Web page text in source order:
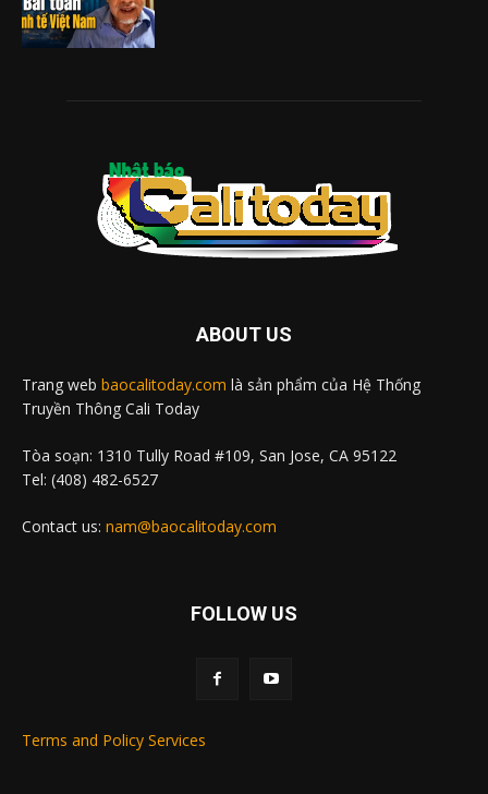
ABOUT US
Trang web baocalitoday.com là sản phẩm của Hệ Thống
Truyền Thông Cali Today
Tòa soạn: 1310 Tully Road #109, San Jose, CA 95122
Tel: (408) 482-6527
Contact us: nam@baocalitoday.com
FOLLOW US
Terms and Policy Services